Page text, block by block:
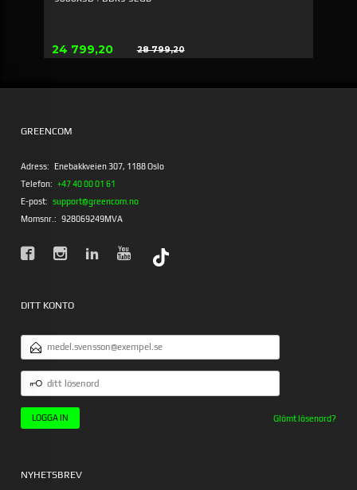
Erbjudande
24 799,20 28 799,20
Rabatt
GREENCOM
Adress:
Enebakkveien 307, 1188 Oslo
Telefon: +47 40 00 01 61
E-post: support@greencom.no
Momsnr.: 928069249MVA
DITT KONTO
E-
POSTADRESS
LÖSENORD
Glömt lösenord?
NYHETSBREV